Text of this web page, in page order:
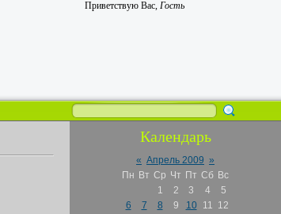
Приветствую Вас, Гость
Календарь
« Апрель 2009 »
Пн Вт Ср Чт Пт Сб Вс
1
2 3 4
5
6
7 8 9 10 11 12